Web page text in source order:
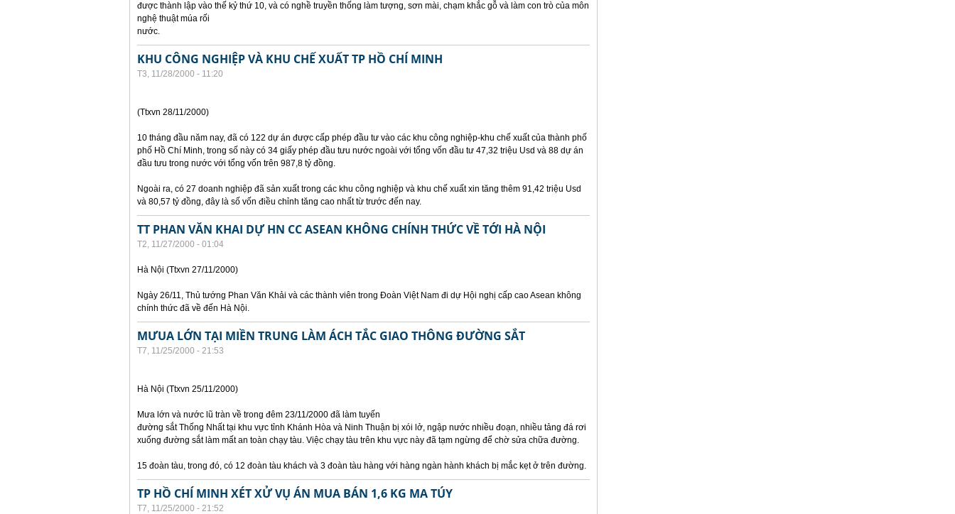
được thành lập vào thế kỷ thứ 10, và có nghề truyền thống làm tượng, sơn mài, chạm khắc gỗ và làm con trò của môn
nghệ thuật múa rối
nước.
KHU CÔNG NGHIỆP VÀ KHU CHẾ XUẤT TP HỒ CHÍ MINH
T3, 11/28/2000 - 11:20
(Ttxvn 28/11/2000)
10 tháng đầu năm nay, đã có 122 dự án được cấp phép đầu tư vào các khu công nghiệp-khu chế xuất của thành phố
phố Hồ Chí Minh, trong số này có 34 giấy phép đầu tưu nước ngoài với tổng vốn đầu tư 47,32 triệu Usd và 88 dự án
đầu tưu trong nước với tổng vốn trên 987,8 tỷ đồng.
Ngoài ra, có 27 doanh nghiệp đã sản xuất trong các khu công nghiệp và khu chế xuất xin tăng thêm 91,42 triệu Usd
và 80,57 tỷ đồng, đây là số vốn điều chỉnh tăng cao nhất từ trước đến nay.
TT PHAN VĂN KHAI DỰ HN CC ASEAN KHÔNG CHÍNH THỨC VỀ TỚI HÀ NỘI
T2, 11/27/2000 - 01:04
Hà Nội (Ttxvn 27/11/2000)
Ngày 26/11, Thủ tướng Phan Văn Khải và các thành viên trong Đoàn Việt Nam đi dự Hội nghị cấp cao Asean không
chính thức đã về đến Hà Nội.
MƯUA LỚN TẠI MIỀN TRUNG LÀM ÁCH TẮC GIAO THÔNG ĐƯỜNG SẮT
T7, 11/25/2000 - 21:53
Hà Nội (Ttxvn 25/11/2000)
Mưa lớn và nước lũ tràn về trong đêm 23/11/2000 đã làm tuyến
đường sắt Thống Nhất tại khu vực tỉnh Khánh Hòa và Ninh Thuận bị xói lở, ngập nước nhiều đoạn, nhiều tảng đá rơi
xuống đường sắt làm mất an toàn chạy tàu. Việc chạy tàu trên khu vực này đã tạm ngừng để chờ sửa chữa đường.
15 đoàn tàu, trong đó, có 12 đoàn tàu khách và 3 đoàn tàu hàng với hàng ngàn hành khách bị mắc kẹt ở trên đường.
TP HỒ CHÍ MINH XÉT XỬ VỤ ÁN MUA BÁN 1,6 KG MA TÚY
T7, 11/25/2000 - 21:52